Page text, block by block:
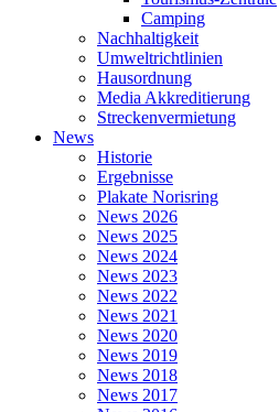
Camping
Nachhaltigkeit
Umweltrichtlinien
Hausordnung
Media Akkreditierung
Streckenvermietung
News
Historie
Ergebnisse
Plakate Norisring
News 2026
News 2025
News 2024
News 2023
News 2022
News 2021
News 2020
News 2019
News 2018
News 2017